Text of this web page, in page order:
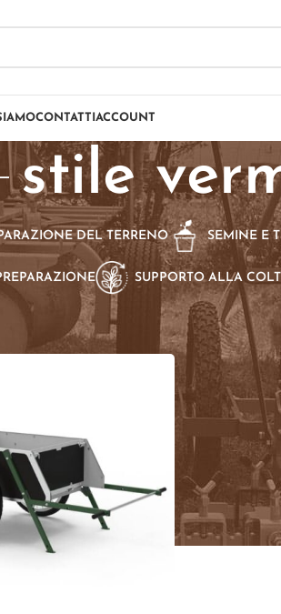
CONTATTI ACCOUNT
stile
DEL TERRENO SEMINE E
SUPPORTO ALLA
taggati “stile vermont”